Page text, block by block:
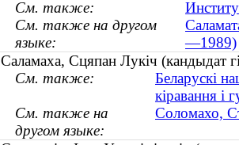
См. также:
См. также на другом
языке:
—1989)
Саламаха, Сцяпан Лукіч (кандыдат
См. также:
Беларускі
кіравання і
См. также на
другом языке:
Соломахо,